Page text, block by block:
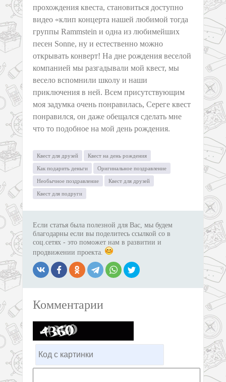
прохождения квеста, становиться доступно
видео «клип концерта нашей любимой тогда
группы Rammstein и одна из любимейших
песен Sonne, ну и естественно можно
открывать конверт! На дне рождения веселой
компанией мы разгадывали мой квест, мы
весело вспомнили школу и наши
приключения в ней. Всем присутствующим
моя задумка очень понравилась, Сереге квест
понравился, он даже обещался сделать мне
что то подобное на мой день рождения.
Квест для друзей Квест на день рождения
Как подарить деньги Оригинальное поздравление
Необычное поздравление Квест для друзей
Квест для подруги
Если статья была полезной для Вас, мы будем
благодарны если вы поделитесь ссылкой со в
соц.сетях - это поможет нам в развитии и
продвижении проекта.
Комментарии